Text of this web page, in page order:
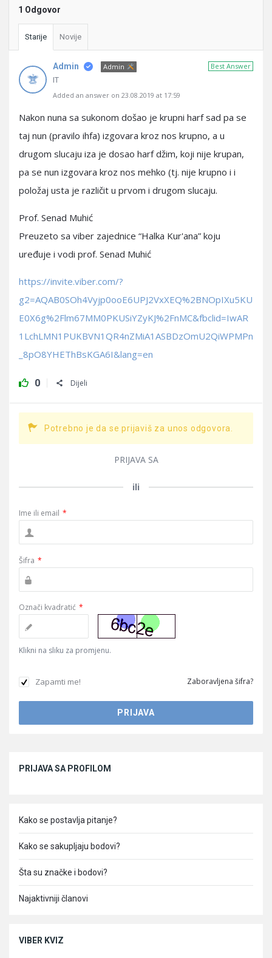
1 Odgovor
Starije Novije
Best Answer
Admin Admin
IT
Added an answer on 23.08.2019 at 17:59
Nakon nuna sa sukonom došao je krupni harf sad pa se
taj nun (pravilo ihfa) izgovara kroz nos krupno, a u
drugom slucaju iza je dosao harf džim, koji nije krupan,
pa se nun izgovara kroz nos mehko (tj. nije krupno i i
položaj usta je različit u prvom i drugom slucaju.
Prof. Senad Muhić
Preuzeto sa viber zajednice “Halka Kur'ana” koju
uređuje i vodi prof. Senad Muhić
https://invite.viber.com/?
g2=AQAB0SOh4Vyjp0ooE6UPJ2VxXEQ%2BNOpIXu5KU
E0X6g%2Flm67MM0PKUSiYZyKJ%2FnMC&fbclid=IwAR
1LchLMN1PUKBVN1QR4nZMiA1ASBDzOmU2QiWPMPn
_8pO8YHEThBsKGA6I&lang=en
0 Dijeli
Potrebno je da se prijaviš za unos odgovora.
PRIJAVA SA
ili
Ime ili email *
Šifra *
Označi kvadratić *
Klikni na sliku za promjenu.
Zapamti me! Zaboravljena šifra?
PRIJAVA SA PROFILOM
Kako se postavlja pitanje?
Kako se sakupljaju bodovi?
Šta su značke i bodovi?
Najaktivniji članovi
VIBER KVIZ